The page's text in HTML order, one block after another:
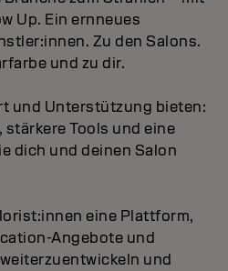
Up. Ein ernneues
Zu den Salons.
und zu dir.
und Unterstützung bieten:
Tools und eine
dich und deinen Salon
eine Plattform,
Angebote und
und